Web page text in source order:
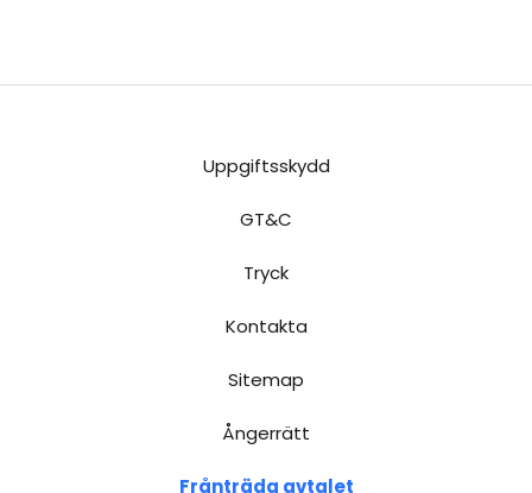
Uppgiftsskydd
GT&C
Tryck
Kontakta
Sitemap
Ångerrätt
Frånträda avtalet